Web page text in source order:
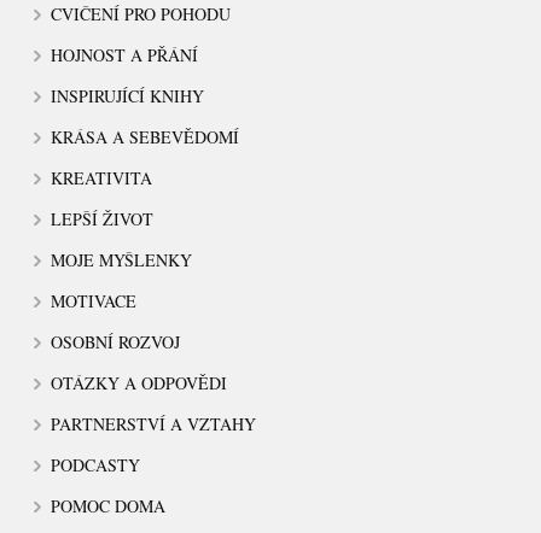
CVIČENÍ PRO POHODU
HOJNOST A PŘÁNÍ
INSPIRUJÍCÍ KNIHY
KRÁSA A SEBEVĚDOMÍ
KREATIVITA
LEPŠÍ ŽIVOT
MOJE MYŠLENKY
MOTIVACE
OSOBNÍ ROZVOJ
OTÁZKY A ODPOVĚDI
PARTNERSTVÍ A VZTAHY
PODCASTY
POMOC DOMA